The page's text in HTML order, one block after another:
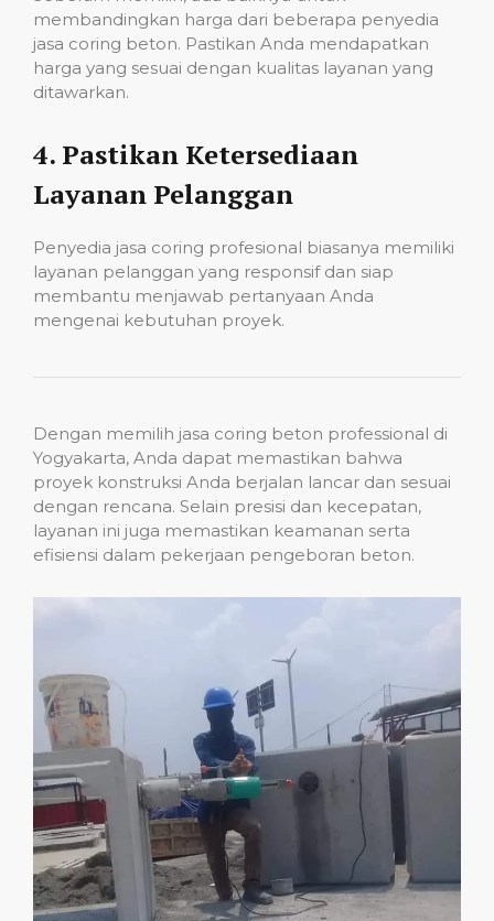
membandingkan harga dari beberapa penyedia
jasa coring beton. Pastikan Anda mendapatkan
harga yang sesuai dengan kualitas layanan yang
ditawarkan.
4. Pastikan Ketersediaan
Layanan Pelanggan
Penyedia jasa coring profesional biasanya memiliki
layanan pelanggan yang responsif dan siap
membantu menjawab pertanyaan Anda
mengenai kebutuhan proyek.
Dengan memilih jasa coring beton professional di
Yogyakarta, Anda dapat memastikan bahwa
proyek konstruksi Anda berjalan lancar dan sesuai
dengan rencana. Selain presisi dan kecepatan,
layanan ini juga memastikan keamanan serta
efisiensi dalam pekerjaan pengeboran beton.